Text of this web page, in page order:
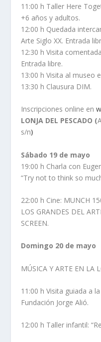
11:00 h Taller Here
+6 años y adultos.
12:00 h Quedada
Arte Siglo XX. Entrada
12:30 h Visita
Entrada libre.
13:00 h Visita al museo
13:30 h Clausura DIM.
Inscripciones online en
LONJA DEL PESCADO (
s/n)
Sábado 19 de mayo
19:00 h Charla con
“Try not to think so
22:00 h Cine: MUNCH
LOS GRANDES DEL
SCREEN.
Domingo 20 de mayo
MÚSICA Y ARTE EN LA
11:00 h Visita guiada a
Fundación Jorge Alió.
12:00 h Taller infantil: